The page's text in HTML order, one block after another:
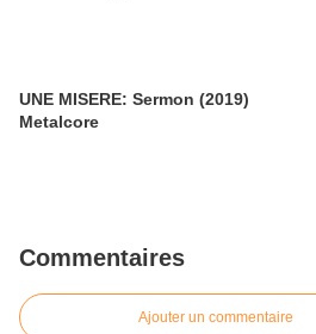
UNE MISERE: Sermon (2019)
Metalcore
Commentaires
Ajouter un commentaire